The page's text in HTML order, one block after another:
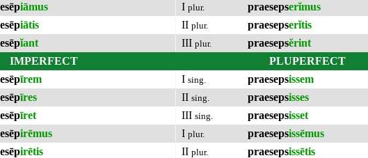
iāmus
iātis
ĭant
IMPERFECT
īrem
īres
īret
irēmus
irētis
I plur. praesepserĭmus
II plur. praesepserĭtis
III plur. praesepsĕrint
PLUPERFECT
I sing. praesepsissem
II sing. praesepsisses
III sing. praesepsisset
I plur. praesepsissēmus
II plur. praesepsissētis